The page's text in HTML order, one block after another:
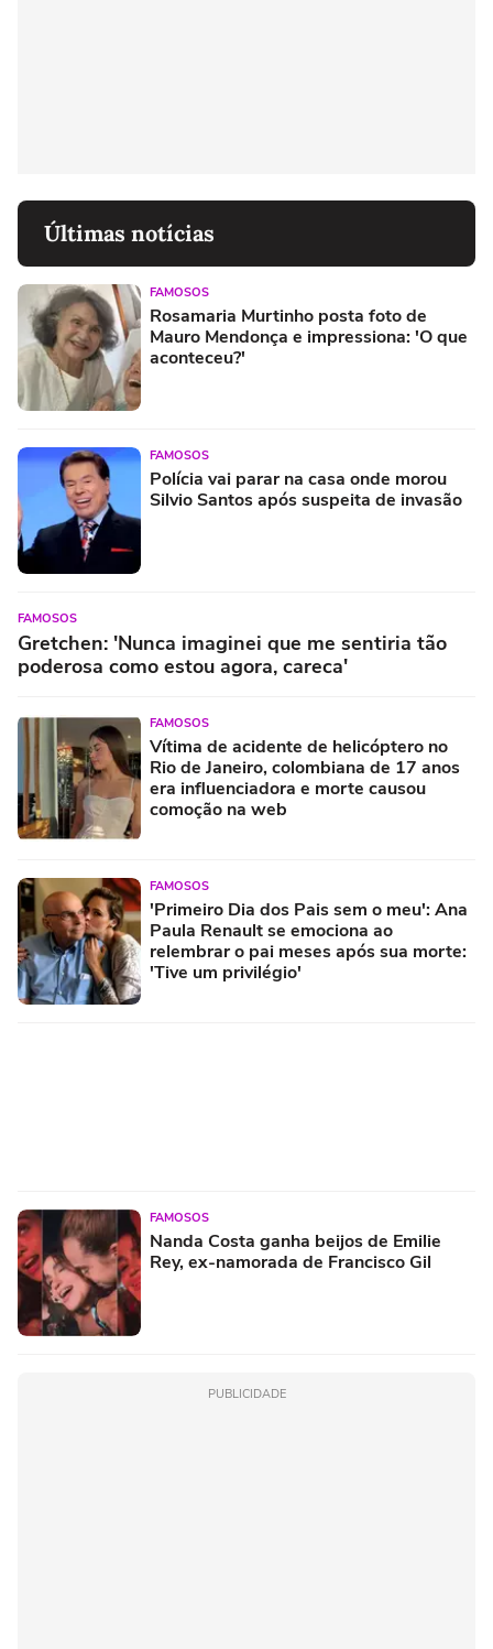
Últimas notícias
FAMOSOS
Rosamaria Murtinho posta foto de
Mauro Mendonça e impressiona: 'O que
aconteceu?'
FAMOSOS
Polícia vai parar na casa onde morou
Silvio Santos após suspeita de invasão
FAMOSOS
Gretchen: 'Nunca imaginei que me sentiria tão
poderosa como estou agora, careca'
FAMOSOS
Vítima de acidente de helicóptero no
Rio de Janeiro, colombiana de 17 anos
era influenciadora e morte causou
comoção na web
FAMOSOS
'Primeiro Dia dos Pais sem o meu': Ana
Paula Renault se emociona ao
relembrar o pai meses após sua morte:
'Tive um privilégio'
FAMOSOS
Nanda Costa ganha beijos de Emilie
Rey, ex-namorada de Francisco Gil
PUBLICIDADE